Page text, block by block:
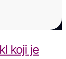
koji je